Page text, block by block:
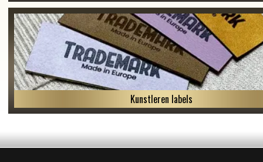
Kunstleren labels